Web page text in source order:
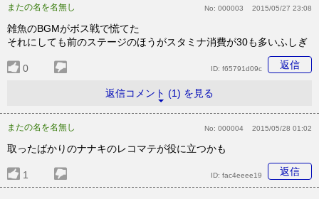
またの名を名無し No: 000003 2015/05/27 23:08
雑魚のBGMがボス戦で慌てた
それにしても前のステージのほうがスタミナ消費が30も多いふしぎ
0 返信
ID: f65791d09c
返信コメント (1) を見る
またの名を名無し No: 000004 2015/05/28 01:02
取ったばかりのナナキのレコマテが役に立つかも
1 返信
ID: fac4eeee19